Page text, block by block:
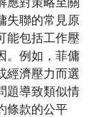
失聯的常見原
能包括工作壓
。例如，菲傭
經濟壓力而選
題導致類似情
條款的公平